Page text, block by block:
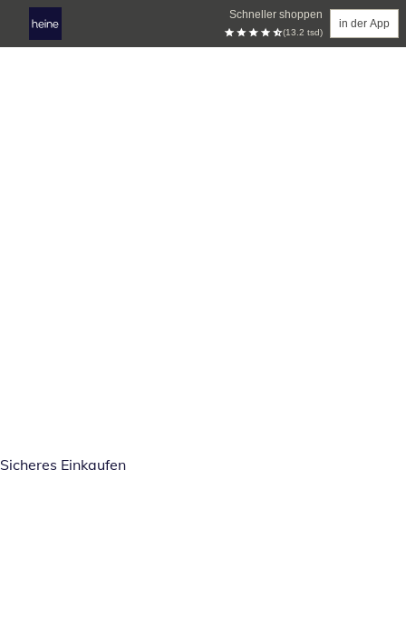
Schneller shoppen
(13.2 tsd)
in der App
Sicheres Einkaufen